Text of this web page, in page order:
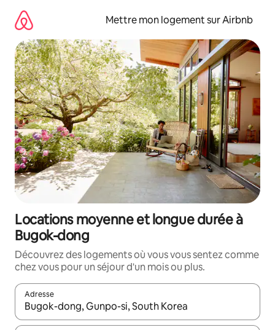
directement
contenu
Mettre mon logement sur Airbnb
Locations moyenne et longue durée à
Bugok-dong
Découvrez des logements où vous vous sentez comme
chez vous pour un séjour d'un mois ou plus.
Adresse
Lorsque les résultats s'affichent, utilisez les flèches vers le